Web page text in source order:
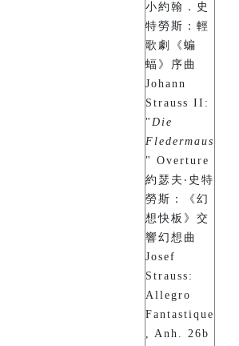
小約翰．史
特勞斯：輕
歌劇《蝙
蝠》序曲
Johann
Strauss II:
" Die
Fledermaus
" Overture
約瑟夫‧史特
勞斯：《幻
想快板》交
響幻想曲
Josef
Strauss:
Allegro
Fantastique
, Anh. 26b